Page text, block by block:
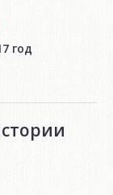
год